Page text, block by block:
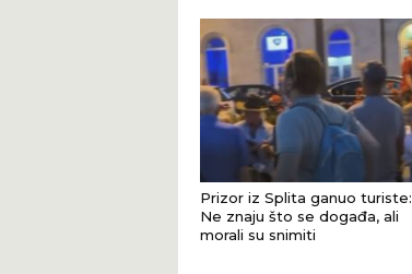
Prizor iz Splita ganuo turiste:
Ne znaju što se događa, ali
morali su snimiti